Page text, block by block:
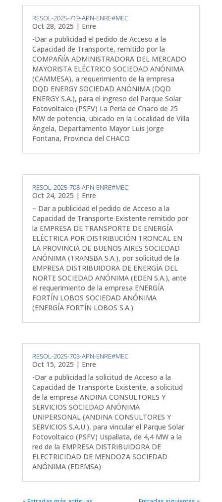
RESOL-2025-719-APN-ENRE#MEC
Oct 28, 2025 | Enre
-Dar a publicidad el pedido de Acceso a la
Capacidad de Transporte, remitido por la
COMPAÑÍA ADMINISTRADORA DEL MERCADO
MAYORISTA ELÉCTRICO SOCIEDAD ANÓNIMA
(CAMMESA), a requerimiento de la empresa
DQD ENERGY SOCIEDAD ANÓNIMA (DQD
ENERGY S.A.), para el ingreso del Parque Solar
Fotovoltaico (PSFV) La Perla de Chaco de 25
MW de potencia, ubicado en la Localidad de Villa
Ángela, Departamento Mayor Luis Jorge
Fontana, Provincia del CHACO
RESOL-2025-708-APN-ENRE#MEC
Oct 24, 2025 | Enre
– Dar a publicidad el pedido de Acceso a la
Capacidad de Transporte Existente remitido por
la EMPRESA DE TRANSPORTE DE ENERGÍA
ELÉCTRICA POR DISTRIBUCIÓN TRONCAL EN
LA PROVINCIA DE BUENOS AIRES SOCIEDAD
ANÓNIMA (TRANSBA S.A.), por solicitud de la
EMPRESA DISTRIBUIDORA DE ENERGÍA DEL
NORTE SOCIEDAD ANÓNIMA (EDEN S.A.), ante
el requerimiento de la empresa ENERGÍA
FORTÍN LOBOS SOCIEDAD ANÓNIMA
(ENERGÍA FORTÍN LOBOS S.A.)
RESOL-2025-703-APN-ENRE#MEC
Oct 15, 2025 | Enre
-Dar a publicidad la solicitud de Acceso a la
Capacidad de Transporte Existente, a solicitud
de la empresa ANDINA CONSULTORES Y
SERVICIOS SOCIEDAD ANÓNIMA
UNIPERSONAL (ANDINA CONSULTORES Y
SERVICIOS S.A.U.), para vincular el Parque Solar
Fotovoltaico (PSFV) Uspallata, de 4,4 MW a la
red de la EMPRESA DISTRIBUIDORA DE
ELECTRICIDAD DE MENDOZA SOCIEDAD
ANÓNIMA (EDEMSA)